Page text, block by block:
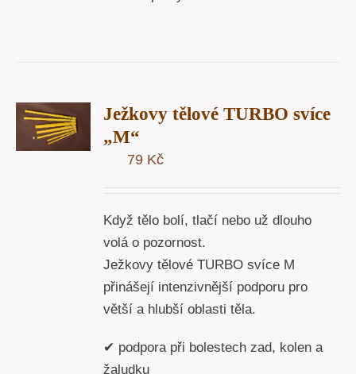
Ježkovy tělové TURBO svíce
„M“
79 Kč
Když tělo bolí, tlačí nebo už dlouho
volá o pozornost.
Ježkovy tělové TURBO svíce M
přinášejí intenzivnější podporu pro
větší a hlubší oblasti těla.
✔ podpora při bolestech zad, kolen a
žaludku